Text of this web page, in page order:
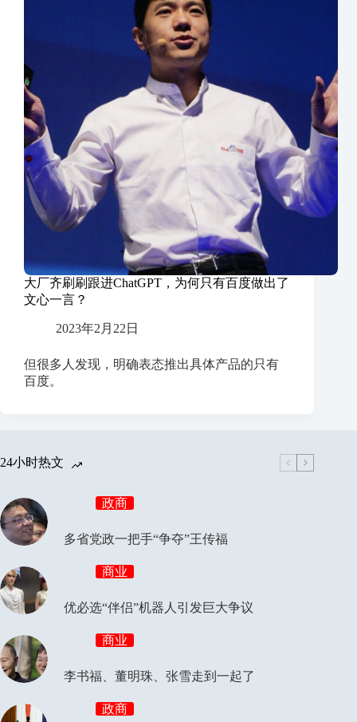
大厂齐刷刷跟进ChatGPT，为何只有百度做出了
文心一言？
2023年2月22日
但很多人发现，明确表态推出具体产品的只有
百度。
24小时热文
政商
多省党政一把手“争夺”王传福
商业
优必选“伴侣”机器人引发巨大争议
商业
李书福、董明珠、张雪走到一起了
政商